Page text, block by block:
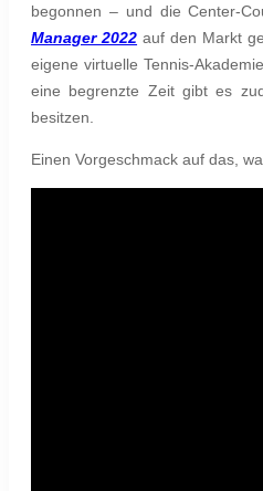
begonnen – und die Center-
Manager 2022 auf den Markt
eigene virtuelle Tennis-
eine begrenzte Zeit gibt es
besitzen.
Einen Vorgeschmack auf das,